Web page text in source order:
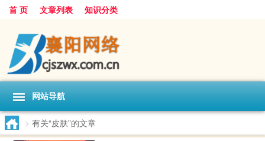
首 页 文章列表 知识分类
网站导航
> 有关“皮肤”的文章